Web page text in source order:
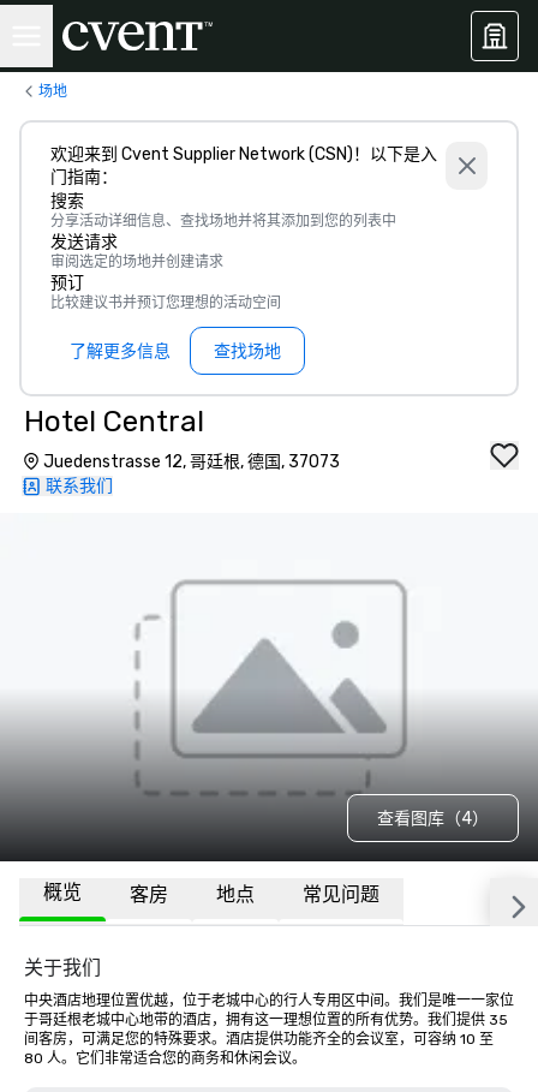
场地
欢迎来到 Cvent Supplier Network (CSN)！以下是入
门指南：
搜索
分享活动详细信息、查找场地并将其添加到您的列表中
发送请求
审阅选定的场地并创建请求
预订
比较建议书并预订您理想的活动空间
了解更多信息 查找场地
Hotel Central
Juedenstrasse 12, 哥廷根, 德国, 37073
联系我们
查看图库（4）
概览 客房 地点 常见问题
关于我们
中央酒店地理位置优越，位于老城中心的行人专用区中间。我们是唯一一家位
于哥廷根老城中心地带的酒店，拥有这一理想位置的所有优势。我们提供 35
间客房，可满足您的特殊要求。酒店提供功能齐全的会议室，可容纳 10 至
80 人。它们非常适合您的商务和休闲会议。